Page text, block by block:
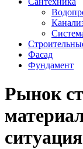
Фасад
Фундамент
Рынок